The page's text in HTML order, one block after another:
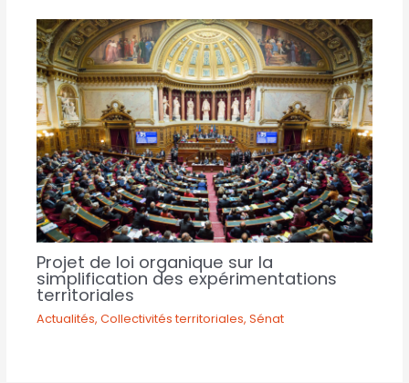
Projet de loi organique sur la
simplification des expérimentations
territoriales
Actualités,Collectivités territoriales,Sénat